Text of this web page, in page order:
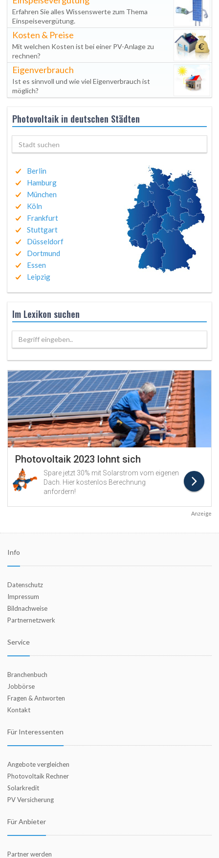
Erfahren Sie alles Wissenswerte zum Thema
Einspeisevergütung.
Kosten & Preise
Mit welchen Kosten ist bei einer PV-Anlage zu
rechnen?
Eigenverbrauch
Ist es sinnvoll und wie viel Eigenverbrauch ist
möglich?
Photovoltaik in deutschen Städten
Berlin
Hamburg
München
Köln
Frankfurt
Stuttgart
Düsseldorf
Dortmund
Essen
Leipzig
Im Lexikon suchen
Begriff eingeben..
Anzeige
Info
Datenschutz
Impressum
Bildnachweise
Partnernetzwerk
Service
Branchenbuch
Jobbörse
Fragen & Antworten
Kontakt
Für Interessenten
Angebote vergleichen
Photovoltaik Rechner
Solarkredit
PV Versicherung
Für Anbieter
Partner werden